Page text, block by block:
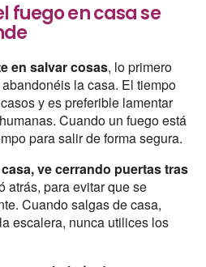
fuego en casa se
en salvar cosas, lo primero
la casa. El tiempo
y es preferible lamentar
Cuando un fuego está
para salir de forma segura.
ve cerrando puertas tras
para evitar que se
Cuando salgas de casa,
escalera, nunca utilices los